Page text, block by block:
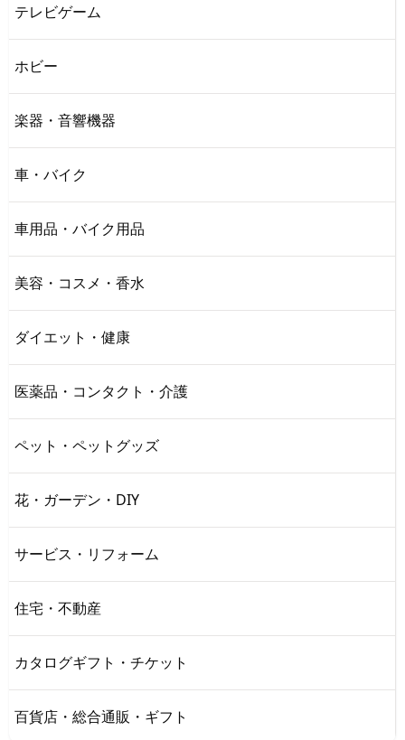
テレビゲーム
ホビー
楽器・音響機器
車・バイク
車用品・バイク用品
美容・コスメ・香水
ダイエット・健康
医薬品・コンタクト・介護
ペット・ペットグッズ
花・ガーデン・DIY
サービス・リフォーム
住宅・不動産
カタログギフト・チケット
百貨店・総合通販・ギフト